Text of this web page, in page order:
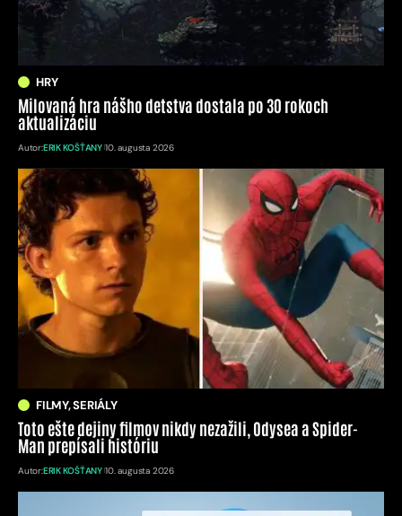
HRY
Milovaná hra nášho detstva dostala po 30 rokoch
aktualizáciu
Autor:ERIK KOŠŤANY 10. augusta 2026
FILMY, SERIÁLY
Toto ešte dejiny filmov nikdy nezažili, Odysea a Spider-
Man prepísali históriu
Autor:ERIK KOŠŤANY 10. augusta 2026